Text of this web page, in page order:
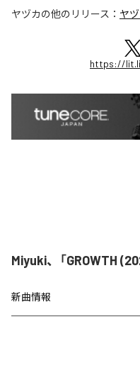
ヤヅカの他のリリース： ヤ
https://
Miyuki、「GROWTH
新曲情報